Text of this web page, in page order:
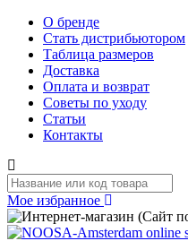
О бренде
Стать дистрибьютором
Таблица размеров
Доставка
Оплата и возврат
Советы по уходу
Статьи
Контакты
Мое избранное